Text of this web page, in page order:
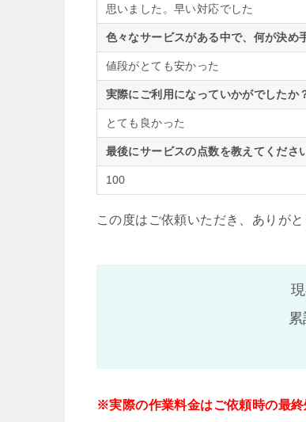
思いました。早い対応でした
色々なサービスがある中で、何が決め
値段がとても安かった
実際にご利用になっていかがでしたか
とても良かった
最後にサービスの点数を教えてくださ
100
この度はご依頼いただき、ありがと
※実際の作業料金はご依頼時の最